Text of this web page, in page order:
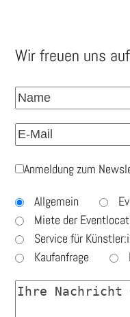
Wir freuen uns
Anmeldung zum
Allgemein
Miete der
Service für
Kaufanfrage